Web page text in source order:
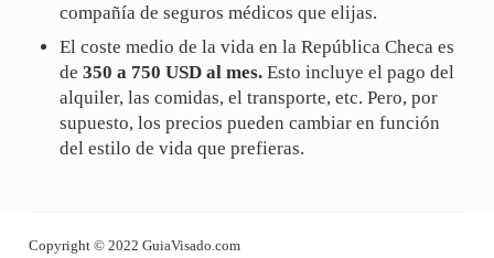
compañía de seguros médicos que elijas.
El coste medio de la vida en la República Checa es
de350 a 750 USD al mes.Esto incluye el pago del
alquiler, las comidas, el transporte, etc. Pero, por
supuesto, los precios pueden cambiar en función
del estilo de vida que prefieras.
Copyright © 2022 GuiaVisado.com